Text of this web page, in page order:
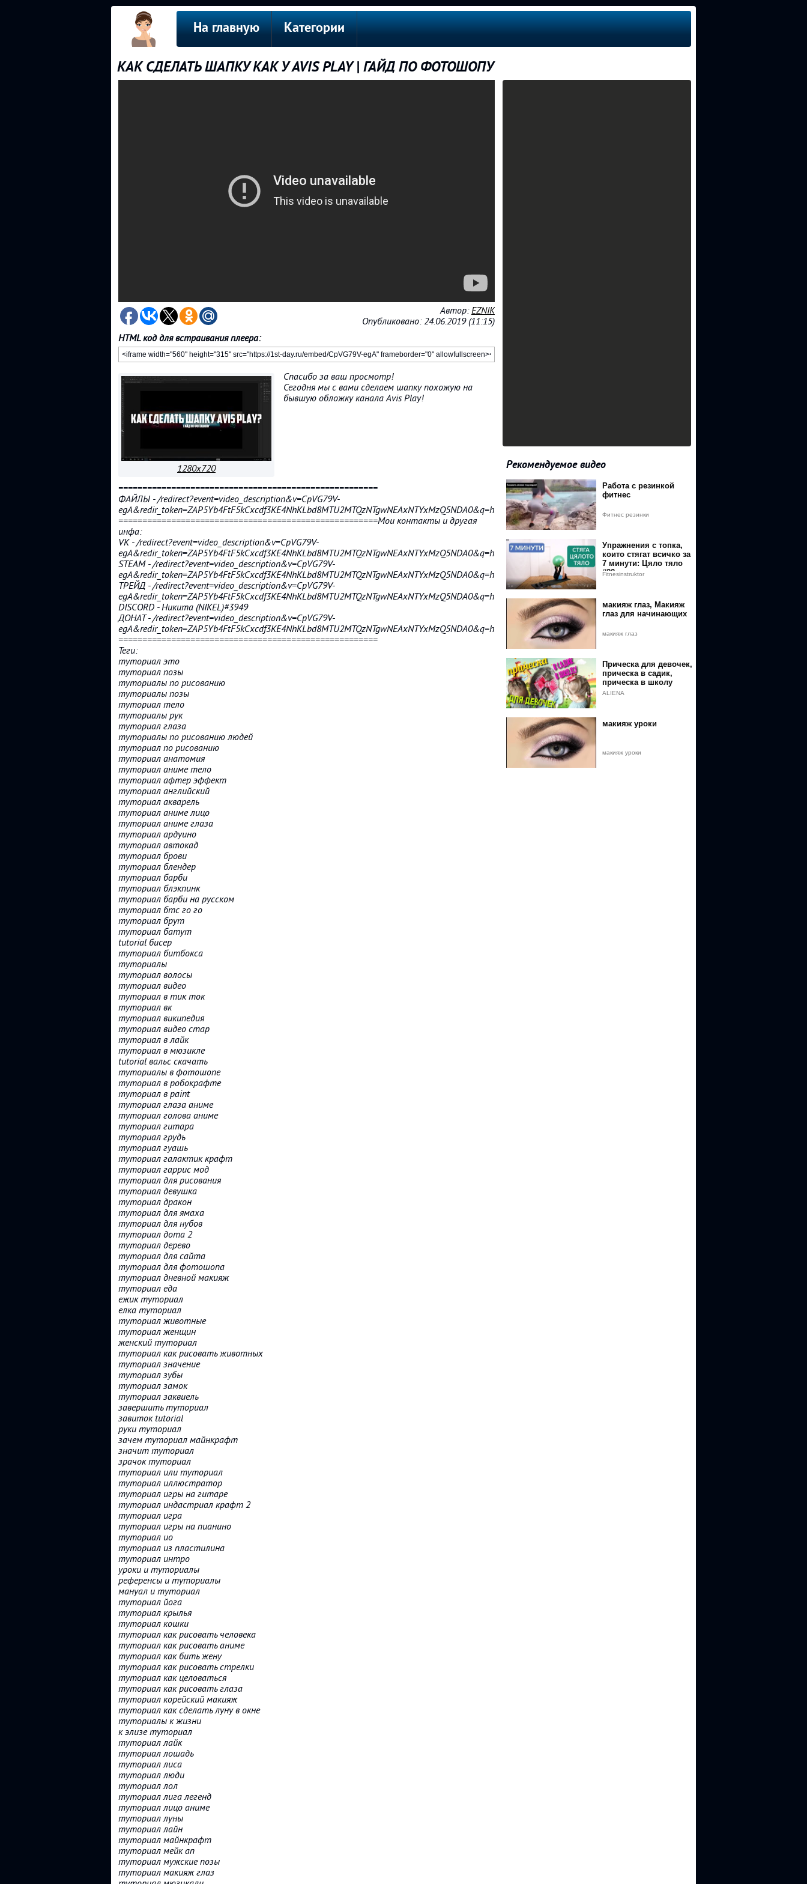
На главную Категории
КАК СДЕЛАТЬ ШАПКУ КАК У AVIS PLAY | ГАЙД ПО ФОТОШОПУ
Автор:EZNIK
Опубликовано: 24.06.2019 (11:15)
HTML код для встраивания плеера:
1280x720
Спасибо за ваш просмотр!
Сегодня мы с вами сделаем шапку похожую на
бывшую обложку канала Avis Play!
======================================================
ФАЙЛЫ - /redirect?event=video_description&v=CpVG79V-
egA&redir_token=ZAP5Yb4FtF5kCxcdf3KE4NhKLbd8MTU2MTQzNTgwNEAxNTYxMzQ5NDA0&q=https%3A%2F%2Fyadi.sk%2Fd%2FFGqivnTFCjB4PQ
======================================================Мои контакты и другая
инфа:
VK - /redirect?event=video_description&v=CpVG79V-
egA&redir_token=ZAP5Yb4FtF5kCxcdf3KE4NhKLbd8MTU2MTQzNTgwNEAxNTYxMzQ5NDA0&q=https%3A%2F%2Fvk.com%2Feznik
STEAM - /redirect?event=video_description&v=CpVG79V-
egA&redir_token=ZAP5Yb4FtF5kCxcdf3KE4NhKLbd8MTU2MTQzNTgwNEAxNTYxMzQ5NDA0&q=https%3A%2F%2Fsteamcommunity.com%2Fid%2Feznik%2F
ТРЕЙД - /redirect?event=video_description&v=CpVG79V-
egA&redir_token=ZAP5Yb4FtF5kCxcdf3KE4NhKLbd8MTU2MTQzNTgwNEAxNTYxMzQ5NDA0&q=https%3A%2F%2Fbit.ly%2F2JKfaIr
DISCORD - Никита (NIKEL)#3949
ДОНАТ - /redirect?event=video_description&v=CpVG79V-
egA&redir_token=ZAP5Yb4FtF5kCxcdf3KE4NhKLbd8MTU2MTQzNTgwNEAxNTYxMzQ5NDA0&q=https%3A%2F%2Fwww.donationalerts.com%2Fr%2Fnikitaryzhkov
======================================================
Теги:
туториал это
туториал позы
туториалы по рисованию
туториалы позы
туториал тело
туториалы рук
туториал глаза
туториалы по рисованию людей
туториал по рисованию
туториал анатомия
туториал аниме тело
туториал афтер эффект
туториал английский
туториал акварель
туториал аниме лицо
туториал аниме глаза
туториал ардуино
туториал автокад
туториал брови
туториал блендер
туториал барби
туториал блэкпинк
туториал барби на русском
туториал бтс го го
туториал брут
туториал батут
tutorial бисер
туториал битбокса
туториалы
туториал волосы
туториал видео
туториал в тик ток
туториал вк
туториал википедия
туториал видео стар
туториал в лайк
туториал в мюзикле
tutorial вальс скачать
туториалы в фотошопе
туториал в робокрафте
туториал в paint
туториал глаза аниме
туториал голова аниме
туториал гитара
туториал грудь
туториал гуашь
туториал галактик крафт
туториал гаррис мод
туториал для рисования
туториал девушка
туториал дракон
туториал для ямаха
туториал для нубов
туториал дота 2
туториал дерево
туториал для сайта
туториал для фотошопа
туториал дневной макияж
туториал еда
ежик туториал
елка туториал
туториал животные
туториал женщин
женский туториал
туториал как рисовать животных
туториал значение
туториал зубы
туториал замок
туториал заквиель
завершить туториал
завиток tutorial
руки туториал
зачем туториал майнкрафт
значит туториал
зрачок туториал
туториал или туториал
туториал иллюстратор
туториал игры на гитаре
туториал индастриал крафт 2
туториал игра
туториал игры на пианино
туториал ио
туториал из пластилина
туториал интро
уроки и туториалы
референсы и туториалы
мануал и туториал
туториал йога
туториал крылья
туториал кошки
туториал как рисовать человека
туториал как рисовать аниме
туториал как бить жену
туториал как рисовать стрелки
туториал как целоваться
туториал как рисовать глаза
туториал корейский макияж
туториал как сделать луну в окне
туториалы к жизни
к элизе туториал
туториал лайк
туториал лошадь
туториал лиса
туториал люди
туториал лол
туториал лига легенд
туториал лицо аниме
туториал луны
туториал лайн
туториал майнкрафт
туториал мейк ап
туториал мужские позы
туториал макияж глаз
Рекомендуемое видео
Работа с резинкой
фитнес
Фитнес резинки
Упражнения с топка,
които стягат всичко за
7 минути: Цяло тяло
#22
Fitnesinstruktor
макияж глаз, Макияж
глаз для начинающих
макияж глаз
Прическа для девочек,
прическа в садик,
прическа в школу
ALIENA
макияж уроки
макияж уроки